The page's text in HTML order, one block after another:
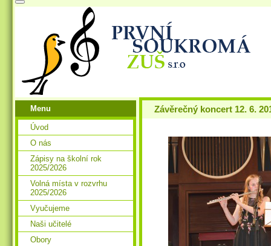
Závěrečný koncert 12. 6.
Menu
Úvod
O nás
Zápisy na školní rok
2025/2026
Volná místa v rozvrhu
2025/2026
Vyučujeme
Naši učitelé
Obory